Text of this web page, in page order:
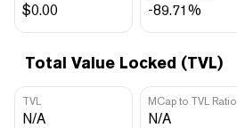
$0.00 -89.71%
Total Value Locked (TVL)
TVL
N/A
MCap to TVL Ratio
N/A